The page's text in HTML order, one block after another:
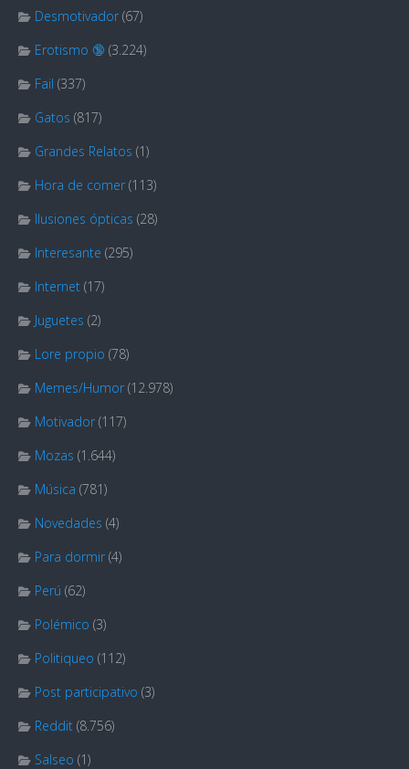
Desmotivador (67)
Erotismo 🔞 (3.224)
Fail (337)
Gatos (817)
Grandes Relatos (1)
Hora de comer (113)
Ilusiones ópticas (28)
Interesante (295)
Internet (17)
Juguetes (2)
Lore propio (78)
Memes/Humor (12.978)
Motivador (117)
Mozas (1.644)
Música (781)
Novedades (4)
Para dormir (4)
Perú (62)
Polémico (3)
Politiqueo (112)
Post participativo (3)
Reddit (8.756)
Salseo (1)